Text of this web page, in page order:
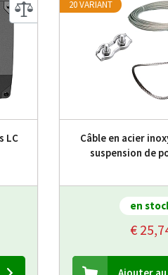
LC
Câble en acier
suspension de
en
€
20 VARIANT